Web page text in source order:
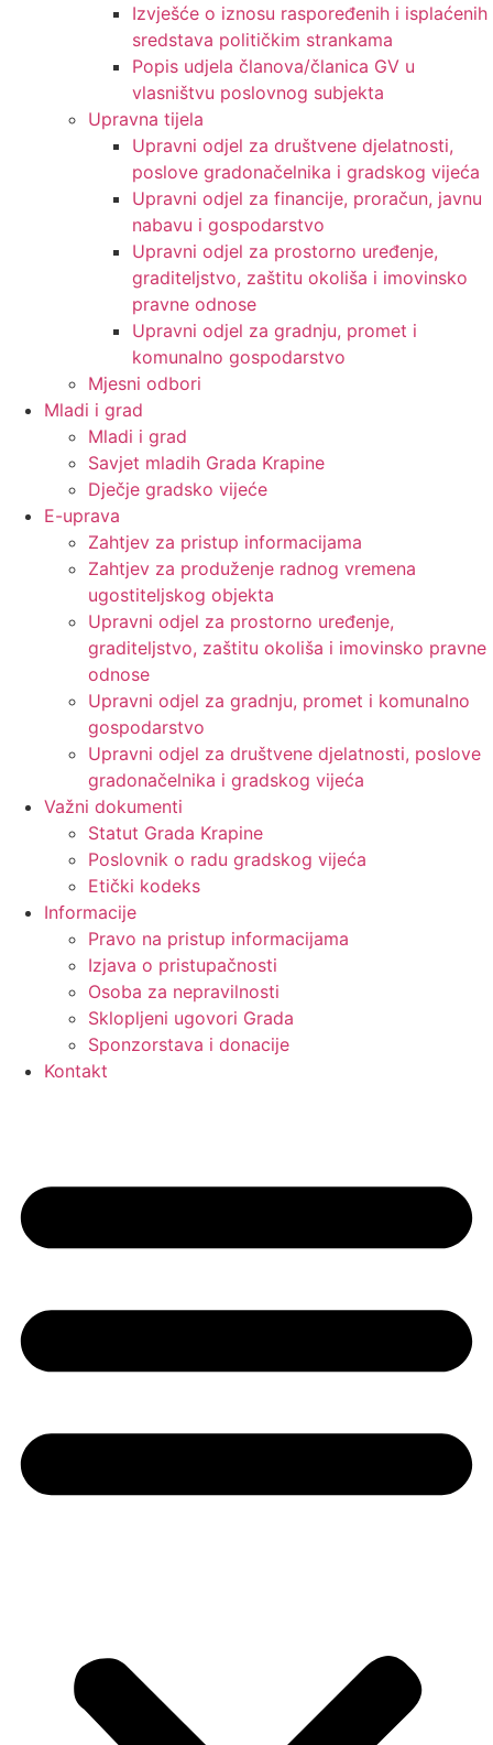
Izvješće o iznosu raspoređenih i isplaćenih
sredstava političkim strankama
Popis udjela članova/članica GV u
vlasništvu poslovnog subjekta
Upravna tijela
Upravni odjel za društvene djelatnosti,
poslove gradonačelnika i gradskog vijeća
Upravni odjel za financije, proračun, javnu
nabavu i gospodarstvo
Upravni odjel za prostorno uređenje,
graditeljstvo, zaštitu okoliša i imovinsko
pravne odnose
Upravni odjel za gradnju, promet i
komunalno gospodarstvo
Mjesni odbori
Mladi i grad
Mladi i grad
Savjet mladih Grada Krapine
Dječje gradsko vijeće
E-uprava
Zahtjev za pristup informacijama
Zahtjev za produženje radnog vremena
ugostiteljskog objekta
Upravni odjel za prostorno uređenje,
graditeljstvo, zaštitu okoliša i imovinsko pravne
odnose
Upravni odjel za gradnju, promet i komunalno
gospodarstvo
Upravni odjel za društvene djelatnosti, poslove
gradonačelnika i gradskog vijeća
Važni dokumenti
Statut Grada Krapine
Poslovnik o radu gradskog vijeća
Etički kodeks
Informacije
Pravo na pristup informacijama
Izjava o pristupačnosti
Osoba za nepravilnosti
Sklopljeni ugovori Grada
Sponzorstava i donacije
Kontakt